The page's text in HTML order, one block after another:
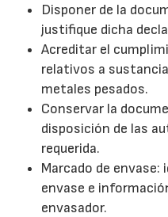
Disponer de la
justifique dicha
Acreditar el
relativos a
metales pesados.
Conservar la
disposición de las
requerida.
Marcado de
envase e
envasador.